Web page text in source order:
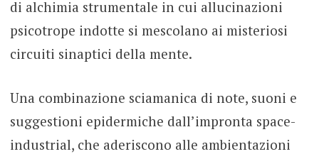
di alchimia strumentale in cui allucinazioni
psicotrope indotte si mescolano ai misteriosi
circuiti sinaptici della mente.
Una combinazione sciamanica di note, suoni e
suggestioni epidermiche dall’impronta space-
industrial, che aderiscono alle ambientazioni